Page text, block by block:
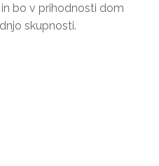
bo v prihodnosti dom
skupnosti.